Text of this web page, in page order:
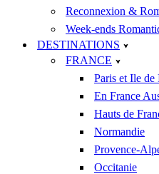
Reconnexion &
Week-ends
DESTINATIONS
FRANCE
Paris et Ile de
En France
Hauts de
Normandie
Provence-
Occitanie